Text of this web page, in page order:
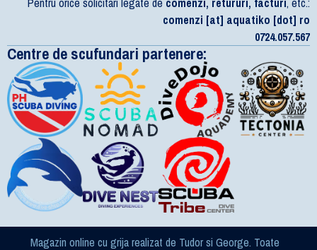
comenzi [at] aquatiko [dot] ro
0724.057.567
Centre de scufundari partenere:
Magazin online cu grija realizat de Tudor si George. Toate